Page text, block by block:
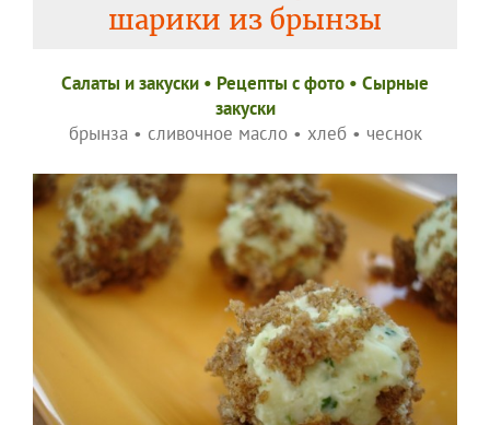
шарики из брынзы
Салаты и закуски • Рецепты c фото • Сырные
закуски
брынза• сливочное масло• хлеб• чеснок